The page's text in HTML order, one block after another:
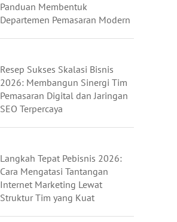
Panduan Membentuk
Departemen Pemasaran Modern
Resep Sukses Skalasi Bisnis
2026: Membangun Sinergi Tim
Pemasaran Digital dan Jaringan
SEO Terpercaya
Langkah Tepat Pebisnis 2026:
Cara Mengatasi Tantangan
Internet Marketing Lewat
Struktur Tim yang Kuat